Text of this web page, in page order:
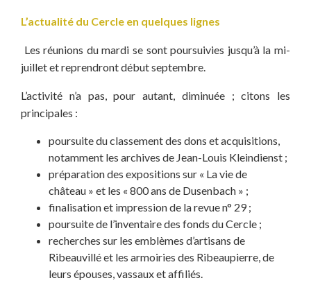
L’actualité du Cercle en quelques lignes
Les réunions du mardi se sont poursuivies jusqu’à la mi-
juillet et reprendront début septembre.
L’activité n’a pas, pour autant, diminuée ; citons les
principales :
poursuite du classement des dons et acquisitions,
notamment les archives de Jean-Louis Kleindienst ;
préparation des expositions sur « La vie de
château » et les « 800 ans de Dusenbach » ;
finalisation et impression de la revue n° 29 ;
poursuite de l’inventaire des fonds du Cercle ;
recherches sur les emblèmes d’artisans de
Ribeauvillé et les armoiries des Ribeaupierre, de
leurs épouses, vassaux et affiliés.